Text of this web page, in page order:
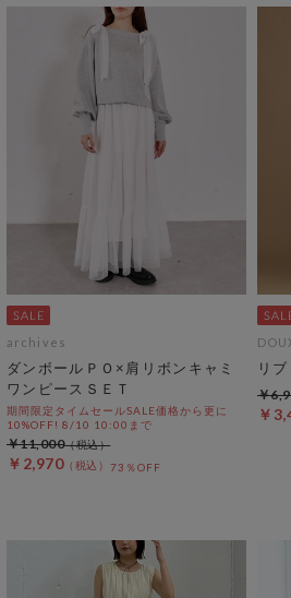
archives
ダンボールＰＯ×肩リボンキャミ
ワンピースＳＥＴ
期間限定タイムセールSALE価格から更に
10%OFF! 8/10 10:00まで
￥2,970 73％OFF
￥11,000
リ
￥
￥